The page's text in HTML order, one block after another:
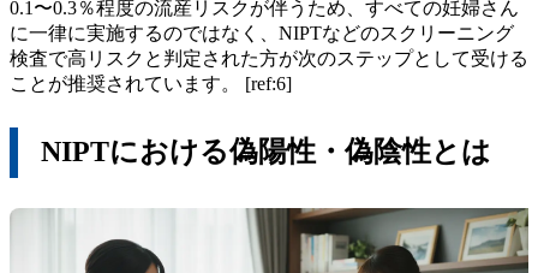
0.1〜0.3％程度の流産リスクが伴うため、すべての妊婦さん
に一律に実施するのではなく、NIPTなどのスクリーニング
検査で高リスクと判定された方が次のステップとして受ける
ことが推奨されています。 [ref:6]
NIPTにおける偽陽性・偽陰性とは